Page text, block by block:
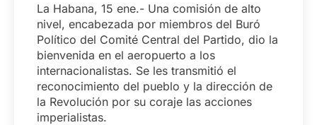
La Habana, 15 ene.- Una comisión de alto
nivel, encabezada por miembros del Buró
Político del Comité Central del Partido, dio la
bienvenida en el aeropuerto a los
internacionalistas. Se les transmitió el
reconocimiento del pueblo y la dirección de
la Revolución por su coraje las acciones
imperialistas.